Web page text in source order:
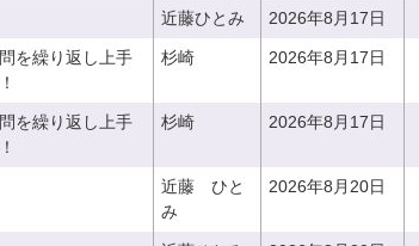
近藤ひとみ 2026年8月17日
を繰り返し上手
杉崎 2026年8月17日
を繰り返し上手
杉崎 2026年8月17日
近藤 ひと
み
2026年8月20日